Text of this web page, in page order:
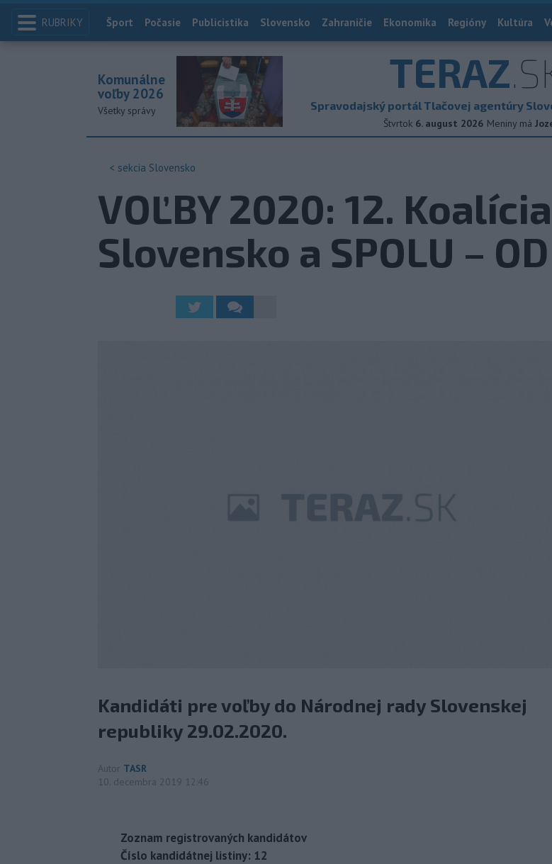
RUBRIKY Index
Šport Počasie Publicistika Slovensko Zahraničie Ekonomika Regióny Kultúra
TERAZ
Spravodajský portál Tlačovej agentúry
Štvrtok 6. august 2026 Meniny má
Komunálne
voľby 2026
Všetky správy
< sekcia Slovensko
VOĽBY 2020: 12.
Slovensko a SPOLU – OD
Kandidáti pre voľby do Národnej rady Slovenskej
republiky 29.02.2020.
Autor TASR
10. decembra 2019 12:46
Zoznam registrovaných kandidátov
Číslo kandidátnej listiny: 12